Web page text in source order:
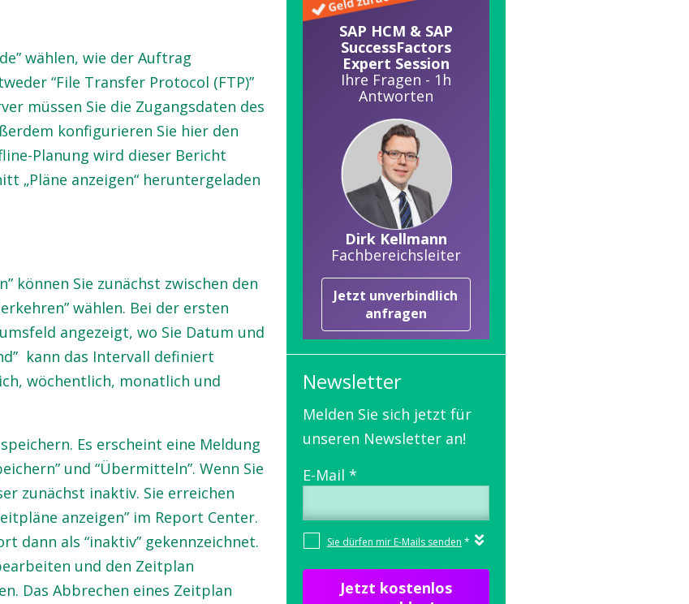
wählen, wie der Auftrag
“File Transfer Protocol (FTP)”
müssen Sie die Zugangsdaten des
konfigurieren Sie hier den
Planung wird dieser Bericht
„Pläne anzeigen“ heruntergeladen
können Sie zunächst zwischen den
wählen. Bei der ersten
angezeigt, wo Sie Datum und
kann das Intervall definiert
wöchentlich, monatlich und
Es erscheint eine Meldung
und “Übermitteln”. Wenn Sie
zunächst inaktiv. Sie erreichen
anzeigen” im Report Center.
dann als “inaktiv” gekennzeichnet.
und den Zeitplan
Das Abbrechen eines Zeitplan
SAP HCM & SAP
SuccessFactors
Expert Session
Ihre Fragen - 1h
Antworten
Dirk Kellmann
Fachbereichsleiter
Jetzt unverbindlich
anfragen
Newsletter
Melden Sie sich jetzt für
unseren Newsletter an!